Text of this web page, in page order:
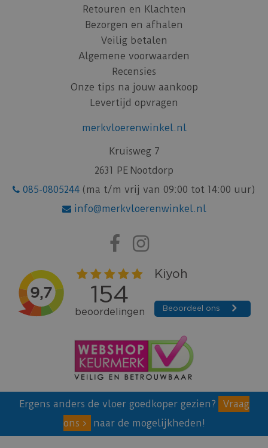
Retouren en Klachten
Bezorgen en afhalen
Veilig betalen
Algemene voorwaarden
Recensies
Onze tips na jouw aankoop
Levertijd opvragen
merkvloerenwinkel.nl
Kruisweg 7
2631 PE Nootdorp
085-0805244 (ma t/m vrij van 09:00 tot 14:00 uur)
info@merkvloerenwinkel.nl
Ergens anders de vloer goedkoper gezien?
Vraag
ons
naar de mogelijkheden!